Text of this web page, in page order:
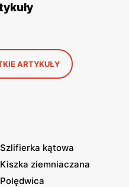
ARTYKUŁY
Szlifierka kątowa
Kiszka ziemniaczana
Polędwica